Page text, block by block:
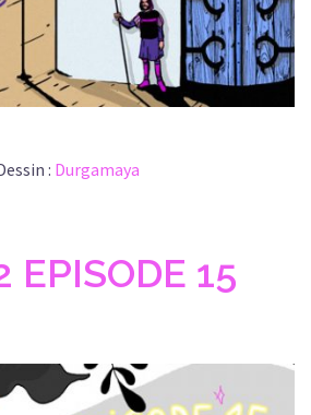
: Durgamaya
EPISODE 15